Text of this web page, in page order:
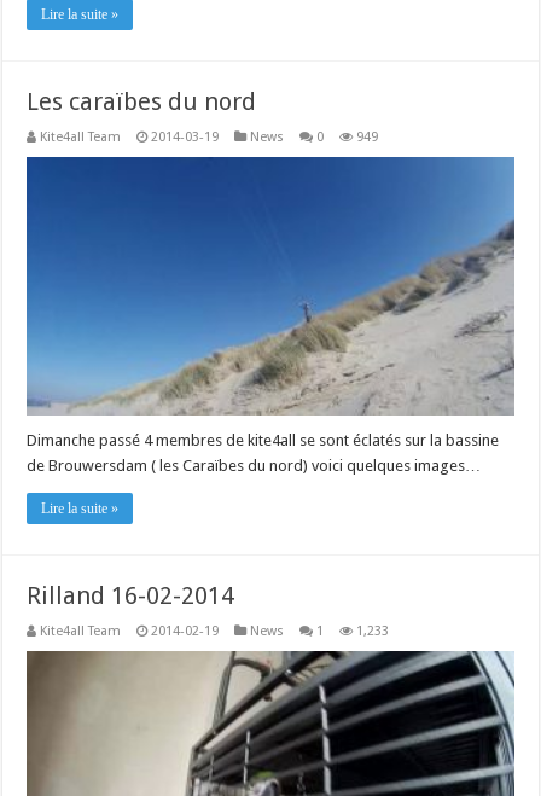
Lire la suite »
Les caraïbes du nord
Kite4all Team 2014-03-19 News 0 949
Dimanche passé 4 membres de kite4all se sont éclatés sur la bassine
de Brouwersdam ( les Caraïbes du nord) voici quelques images…
Lire la suite »
Rilland 16-02-2014
Kite4all Team 2014-02-19 News 1 1,233